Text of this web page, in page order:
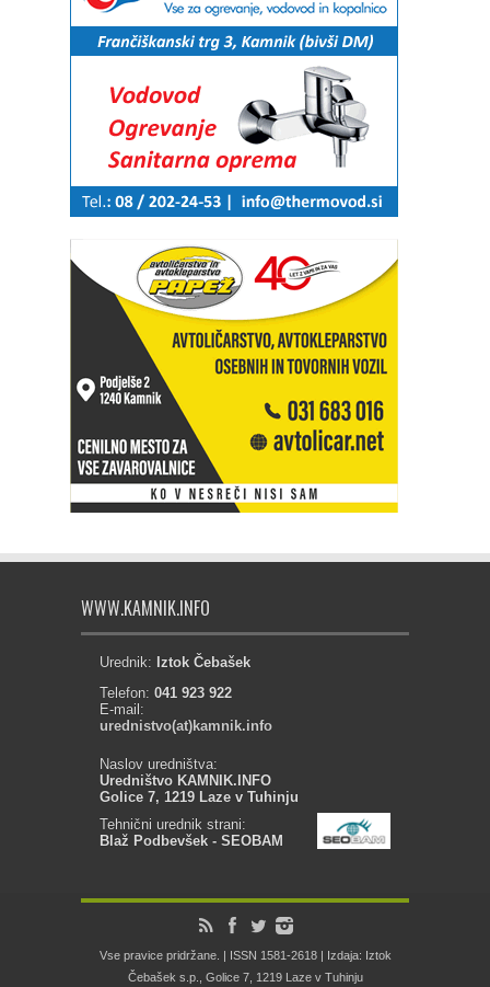
WWW.KAMNIK.INFO
Urednik: Iztok Čebašek
Telefon: 041 923 922
E-mail:
urednistvo(at)kamnik.info
Naslov uredništva:
Uredništvo KAMNIK.INFO
Golice 7, 1219 Laze v Tuhinju
Tehnični urednik strani:
Blaž Podbevšek - SEOBAM
Vse pravice pridržane. | ISSN 1581-2618 | Izdaja: Iztok
Čebašek s.p., Golice 7, 1219 Laze v Tuhinju